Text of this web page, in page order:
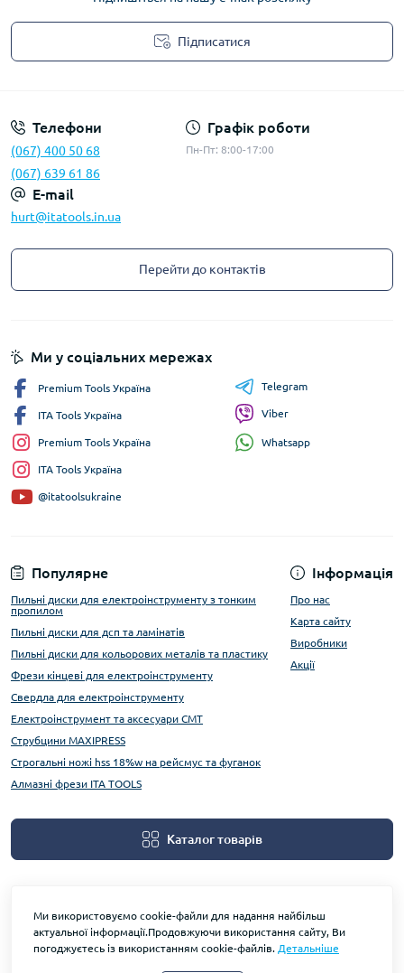
Підписатися
Телефони
(067) 400 50 68
(067) 639 61 86
Графік роботи
Пн-Пт: 8:00-17:00
E-mail
hurt@itatools.in.ua
Перейти до контактів
Популярне
Пильні диски для електроінструменту з тонким
пропилом
Пильні диски для дсп та ламінатів
Пильні диски для кольорових металів та пластику
Фрези кінцеві для електроінструменту
Свердла для електроінструменту
Електроінструмент та аксесуари CMT
Струбцини MAXIPRESS
Строгальні ножі hss 18%w на рейсмус та фуганок
Алмазні фрези ITA TOOLS
Інформація
Про нас
Карта сайту
Виробники
Акції
Каталог товарів
Ми у соціальних мережах
Premium Tools Україна
ITA Tools Україна
Premium Tools Україна
ITA Tools Україна
@itatoolsukraine
Telegram
Viber
Whatsapp
На основі OpenCart
Ми використовуємо cookie-файли для надання найбільш
актуальної інформації.Продовжуючи використання сайту, Ви
погоджуєтесь із використанням cookie-файлів. Детальніше